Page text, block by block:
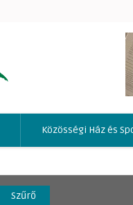
Közösségi Ház és
Szűrő